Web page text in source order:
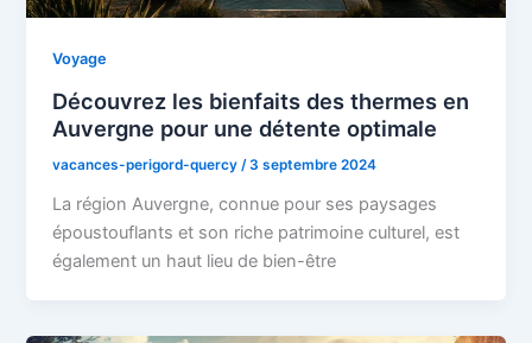
Voyage
Découvrez les bienfaits des thermes en
Auvergne pour une détente optimale
vacances-perigord-quercy /3 septembre 2024
La région Auvergne, connue pour ses paysages
époustouflants et son riche patrimoine culturel, est
également un haut lieu de bien-être